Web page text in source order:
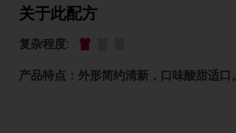
关于此配方
复杂程度:
产品特点：外形简约清新，口味酸甜适口。